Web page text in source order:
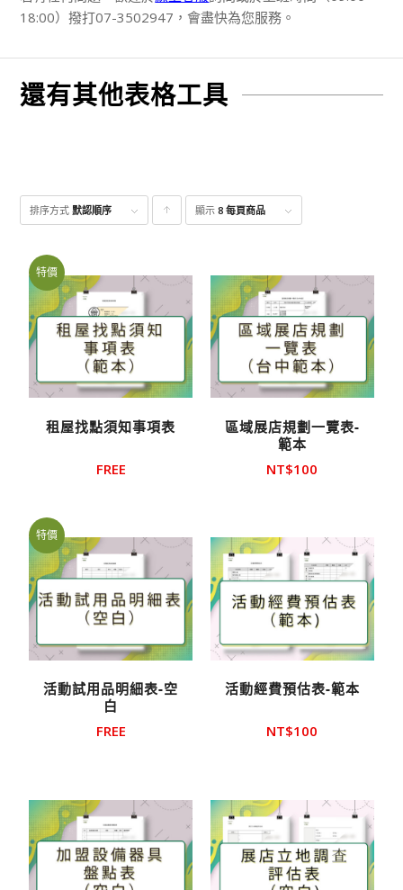
18:00）撥打07-3502947，會盡快為您服務。
還有其他表格工具
排序方式默認順序 點
品
顯示8 每頁商品
租屋找點須知事項表
FREE
特價
區域展店規劃一覽表-
範本
NT$100
活動試用品明細表-空
白
FREE
特價
活動經費預估表-範本
NT$100